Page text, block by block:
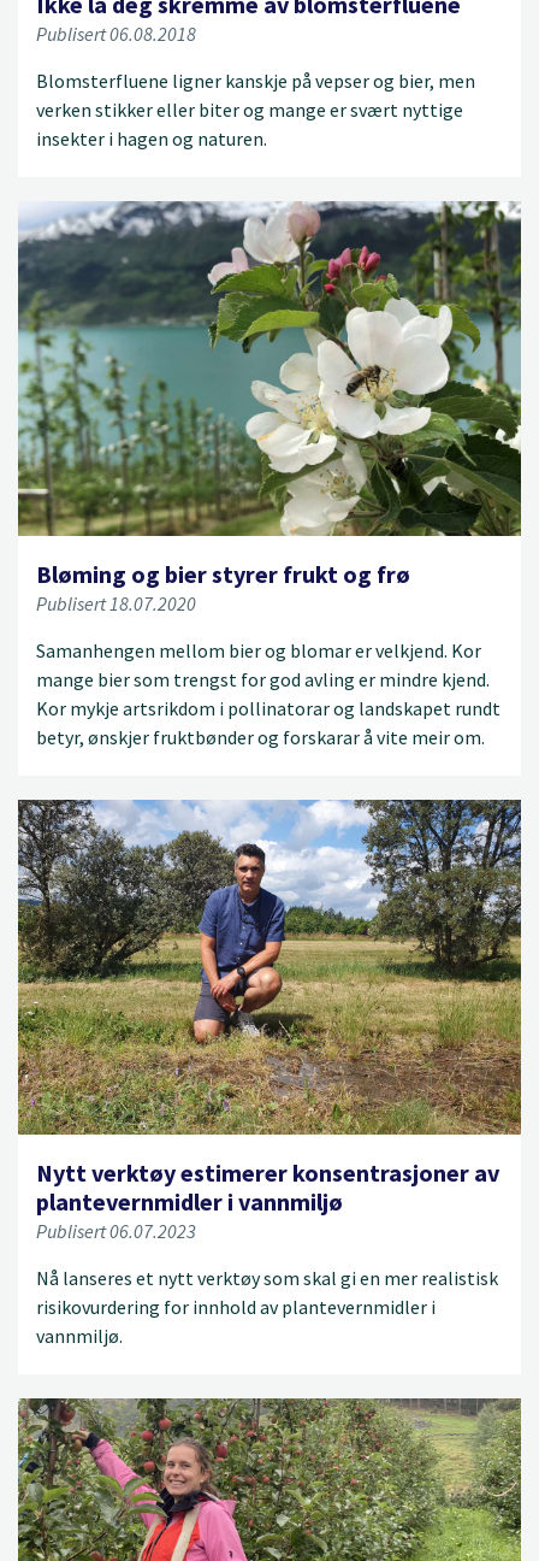
Publisert 06.08.2018
Blomsterfluene ligner kanskje på vepser og bier, men
verken stikker eller biter og mange er svært nyttige
insekter i hagen og naturen.
Bløming og bier styrer frukt og frø
Publisert 18.07.2020
Samanhengen mellom bier og blomar er velkjend. Kor
mange bier som trengst for god avling er mindre kjend.
Kor mykje artsrikdom i pollinatorar og landskapet rundt
betyr, ønskjer fruktbønder og forskarar å vite meir om.
Nytt verktøy estimerer konsentrasjoner av
plantevernmidler i vannmiljø
Publisert 06.07.2023
Nå lanseres et nytt verktøy som skal gi en mer realistisk
risikovurdering for innhold av plantevernmidler i
vannmiljø.